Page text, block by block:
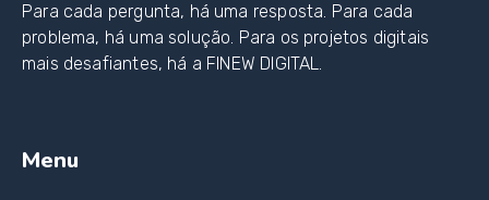
Para cada pergunta, há uma resposta. Para cada
problema, há uma solução. Para os projetos digitais
mais desafiantes, há a FINEW DIGITAL.
Menu